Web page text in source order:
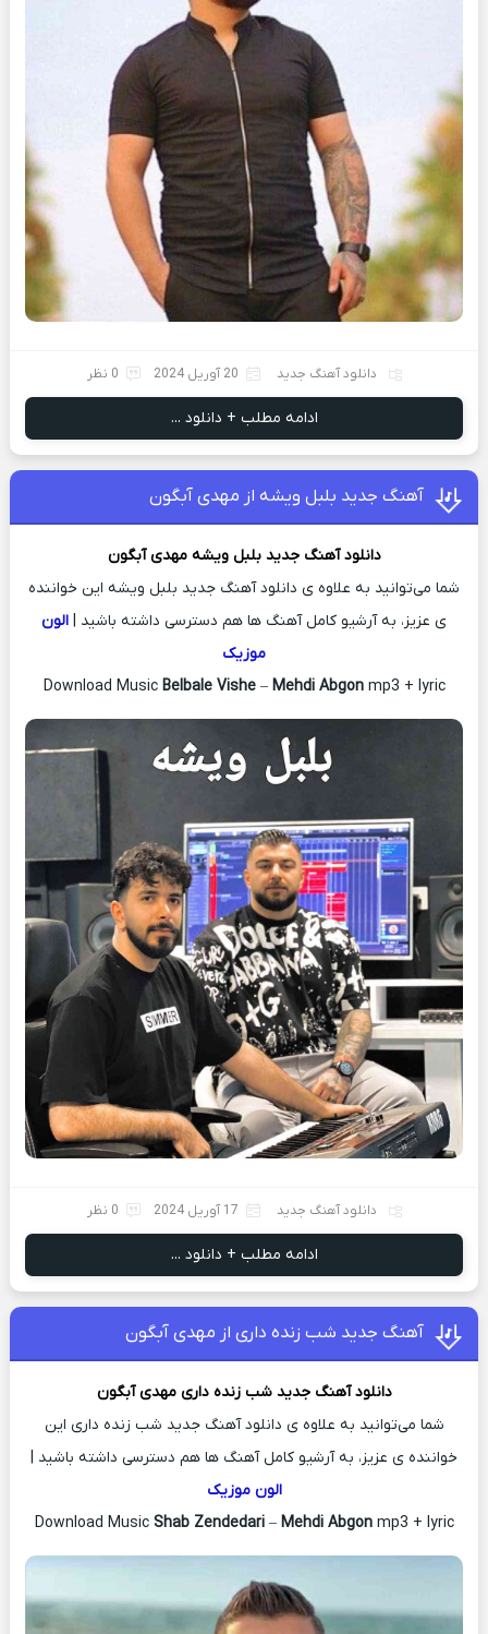
دانلود آهنگ جدید 20 آوریل 2024 0 نظر
ادامه مطلب + دانلود ...
آهنگ جدید بلبل ویشه از مهدی آبگون
دانلود آهنگ جدید بلبل ویشهمهدی آبگون
شما می‌توانید به علاوه ی دانلود آهنگ جدید بلبل ویشه این خواننده
ی عزیز، به آرشیو کامل آهنگ ها هم دسترسی داشته باشید | الون
موزیک
Download Music Belbale Vishe– Mehdi Abgonmp3 + lyric
دانلود آهنگ جدید 17 آوریل 2024 0 نظر
ادامه مطلب + دانلود ...
آهنگ جدید شب زنده داری از مهدی آبگون
دانلود آهنگ جدید شب زنده داریمهدی آبگون
شما می‌توانید به علاوه ی دانلود آهنگ جدید شب زنده داری این
خواننده ی عزیز، به آرشیو کامل آهنگ ها هم دسترسی داشته باشید |
الون موزیک
Download Music Shab Zendedari– Mehdi Abgonmp3 + lyric